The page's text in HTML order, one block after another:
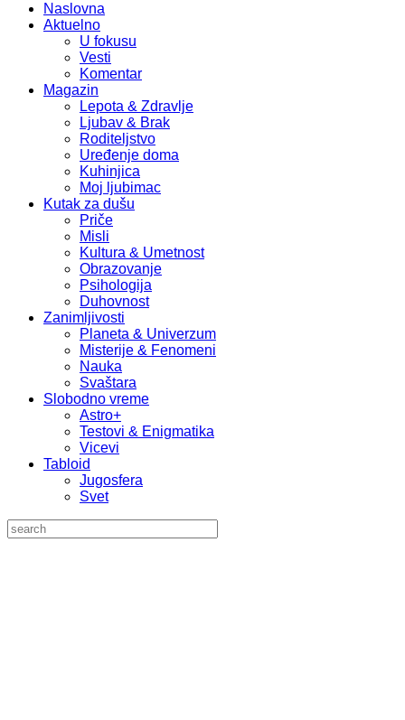
Naslovna
Aktuelno
U fokusu
Vesti
Komentar
Magazin
Lepota & Zdravlje
Ljubav & Brak
Roditeljstvo
Uređenje doma
Kuhinjica
Moj ljubimac
Kutak za dušu
Priče
Misli
Kultura & Umetnost
Obrazovanje
Psihologija
Duhovnost
Zanimljivosti
Planeta & Univerzum
Misterije & Fenomeni
Nauka
Svaštara
Slobodno vreme
Astro+
Testovi & Enigmatika
Vicevi
Tabloid
Jugosfera
Svet